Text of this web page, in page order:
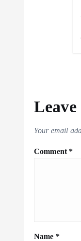
Your email
Comment *
Name *